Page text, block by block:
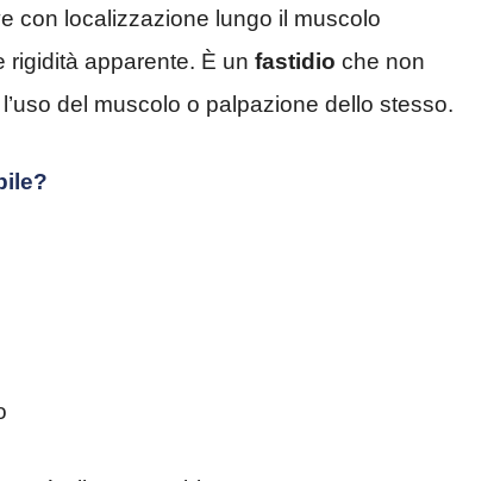
con localizzazione lungo il muscolo
rigidità apparente. È un fastidio che non
del muscolo o palpazione dello stesso.